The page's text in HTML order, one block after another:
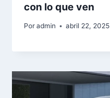
con lo que ven
Poradmin abril 22, 2025